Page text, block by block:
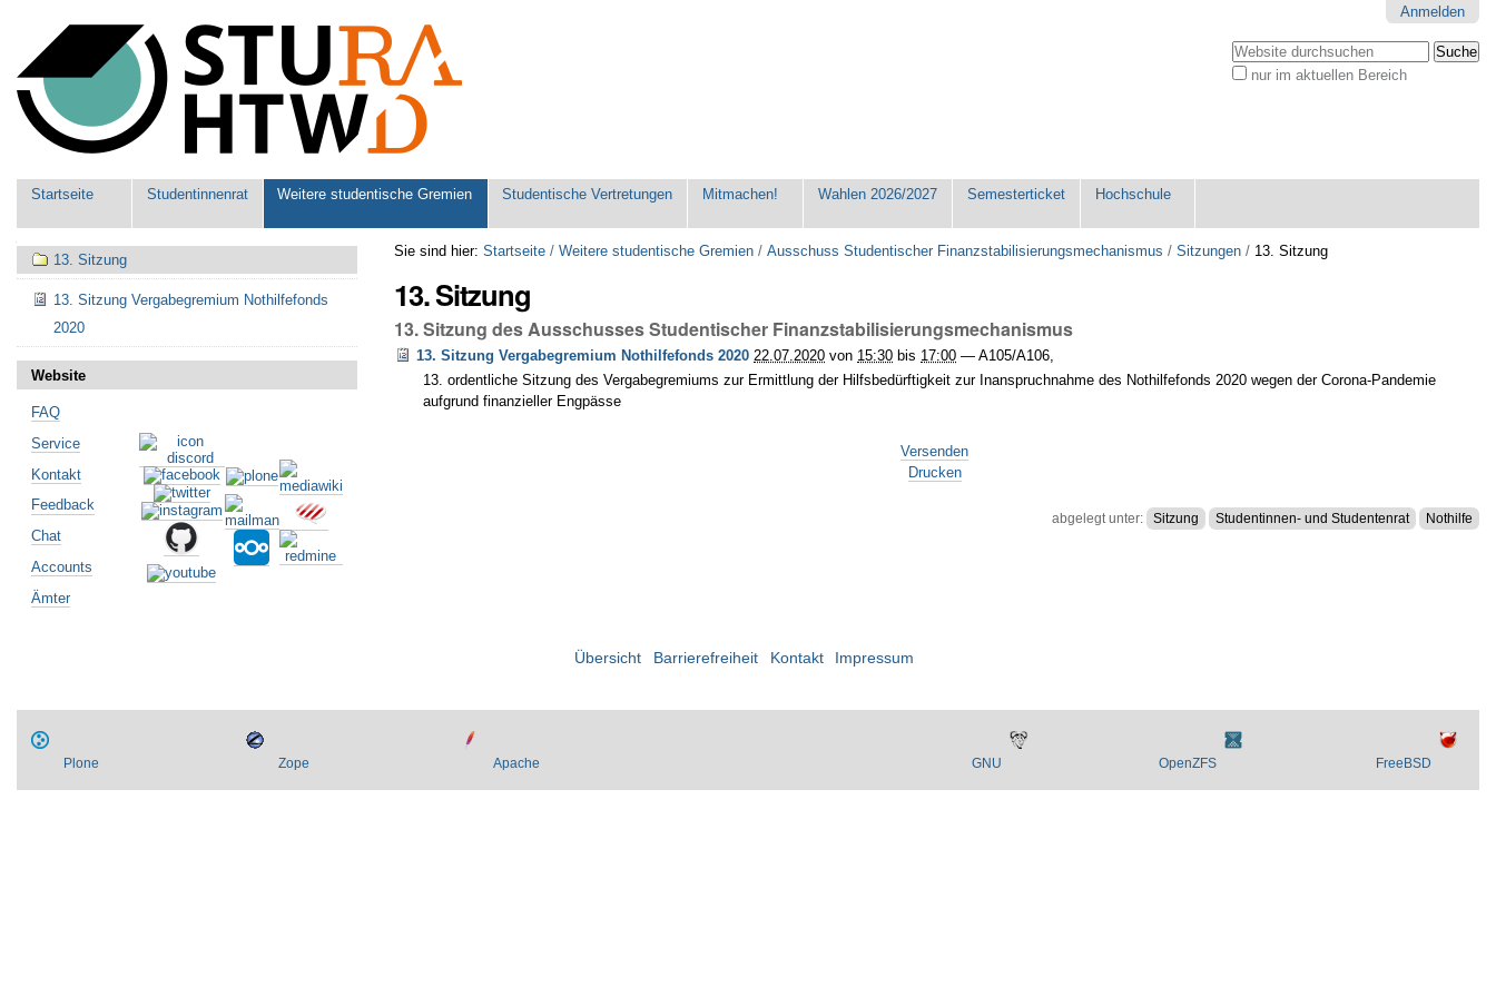
Werkzeuge
Anmelden
Website durchsuchen
nur im aktuellen Bereich
Sektionen
Startseite Studentinnenrat Weitere studentische Gremien Studentische Vertretungen Mitmachen! Wahlen 2026/2027 Semesterticket Hochschule
Sie sind hier: Startseite /Weitere studentische Gremien /Ausschuss Studentischer Finanzstabilisierungsmechanismus /Sitzungen / 13. Sitzung
13. Sitzung
13. Sitzung des Ausschusses Studentischer Finanzstabilisierungsmechanismus
13. Sitzung Vergabegremium Nothilfefonds 2020 22.07.2020 von 15:30 bis 17:00 —A105/A106,
13. ordentliche Sitzung des Vergabegremiums zur Ermittlung der Hilfsbedürftigkeit zur Inanspruchnahme des Nothilfefonds 2020 wegen der Corona-Pandemie
aufgrund finanzieller Engpässe
Versenden
Drucken
abgelegt unter: Sitzung Studentinnen- und Studentenrat Nothilfe
Navigation
13. Sitzung
13. Sitzung Vergabegremium Nothilfefonds
2020
Website
FAQ
Service
Kontakt
Feedback
Chat
Accounts
Ämter
Übersicht Barrierefreiheit Kontakt Impressum
Plone Zope Apache GNU OpenZFS FreeBSD